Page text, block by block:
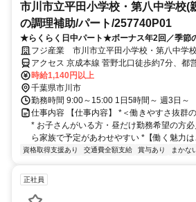
市川市立平田小学校・第八中学校(
の調理補助/パート/257740P01
★らくらく日中パート★ボーナス年2回／季節
歓迎／給食が格安で食べられる！
フジ産業 市川市立平田小学校・第八中学
アクセス 京成本線 菅野北口徒歩約7分、都
線〕A3口徒歩約11分、ＪＲ総武本線 本八幡
時給1,140円以上
千葉県市川市
勤務時間 9:00～15:00 1日5時間～ 週3日～
仕事内容 【仕事内容】 *＜働きやすさ抜群
* お子さんがいる方・昼だけ勤務希望の方
ら家族で予定があわせやすい *【働く魅力
資格取得支援あり 交通費全額支給 賞与あり まかな
正社員